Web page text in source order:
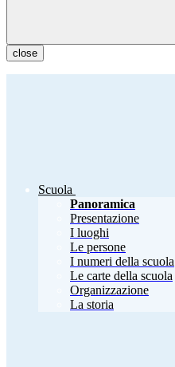
close
Scuola
Panoramica
Presentazione
I luoghi
Le persone
I numeri della scuola
Le carte della scuola
Organizzazione
La storia